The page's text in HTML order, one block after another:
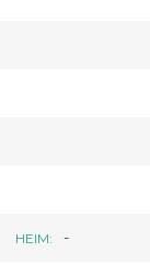
HEIM: -